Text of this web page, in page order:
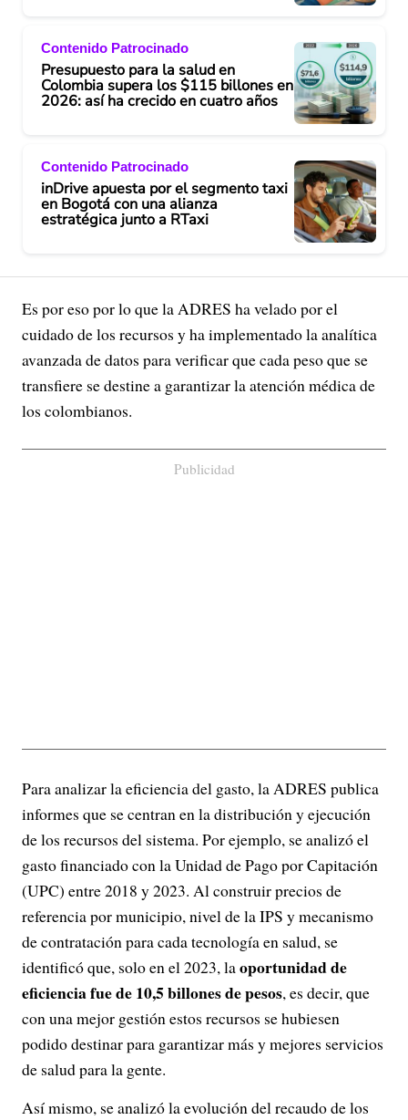
Contenido Patrocinado
Presupuesto para la salud en
Colombia supera los $115 billones en
2026: así ha crecido en cuatro años
Contenido Patrocinado
inDrive apuesta por el segmento taxi
en Bogotá con una alianza
estratégica junto a RTaxi
Es por eso por lo que la ADRES ha velado por el
cuidado de los recursos y ha implementado la analítica
avanzada de datos para verificar que cada peso que se
transfiere se destine a garantizar la atención médica de
los colombianos.
Publicidad
Para analizar la eficiencia del gasto, la ADRES publica
informes que se centran en la distribución y ejecución
de los recursos del sistema. Por ejemplo, se analizó el
gasto financiado con la Unidad de Pago por Capitación
(UPC) entre 2018 y 2023. Al construir precios de
referencia por municipio, nivel de la IPS y mecanismo
de contratación para cada tecnología en salud, se
identificó que, solo en el 2023, laoportunidad de
eficiencia fue de 10,5 billones de pesos, es decir, que
con una mejor gestión estos recursos se hubiesen
podido destinar para garantizar más y mejores servicios
de salud para la gente.
Así mismo, se analizó la evolución del recaudo de los